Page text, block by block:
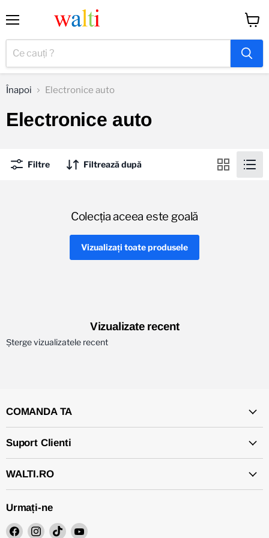
coș
Înapoi Electronice auto
Electronice auto
Filtre Filtrează după
Colecția aceea este goală
Vizualizați toate produsele
Vizualizate recent
Șterge vizualizatele recent
COMANDA TA
Suport Clienti
WALTI.RO
Urmați-ne
Găsiți-Găsiți-Găsiți-Găsiți-